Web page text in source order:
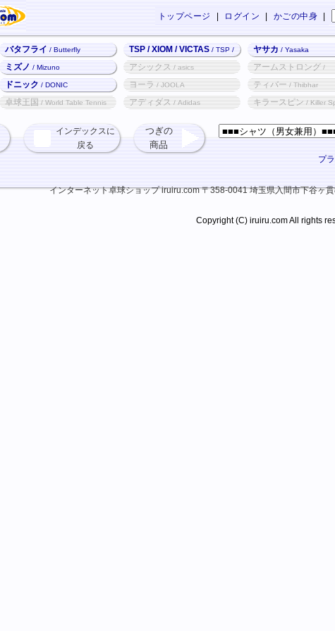
かごの中身
ログイン
トップページ
バタフライ/ Butterfly TSP / XIOM / VICTAS/ TSP /
XIOM / VICTAS
ヤサカ/ Yasaka
ミズノ/ Mizuno アシックス/ asics アームストロング/
Armstrong
ドニック/ DONIC ヨーラ/ JOOLA ティバー/ Thibhar
卓球王国/ World Table Tennis アディダス/ Adidas キラースピン/ Killer
インデックスに
戻る
つぎの
商品
プ
インターネット卓球ショップ iruiru.com〒358-0041 埼玉県入間市下谷ヶ
Copyright (C) iruiru.com All rights